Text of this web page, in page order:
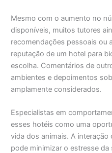
Mesmo com o aumento no
disponíveis, muitos tutores
recomendações pessoais ou
reputação de um hotel para
escolha. Comentários de
ambientes e depoimentos
amplamente considerados.
Especialistas em
esses hotéis como uma
vida dos animais. A
pode minimizar o estresse da